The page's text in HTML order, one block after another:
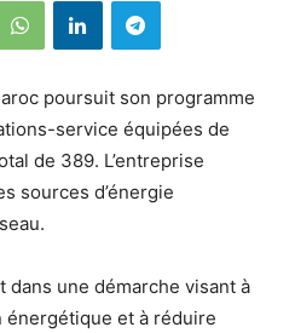
poursuit son programme
service équipées de
de 389. L’entreprise
sources d’énergie
dans une démarche visant à
et à réduire